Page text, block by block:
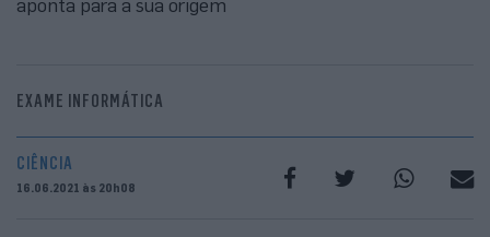
EXAME INFORMÁTICA
CIÊNCIA
16.06.2021 às 20h08